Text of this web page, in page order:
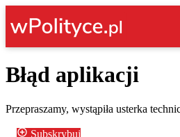
Błąd aplikacji
Przepraszamy, wystąpiła usterka
Subskrybuj